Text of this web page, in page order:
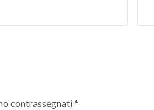
contrassegnati*